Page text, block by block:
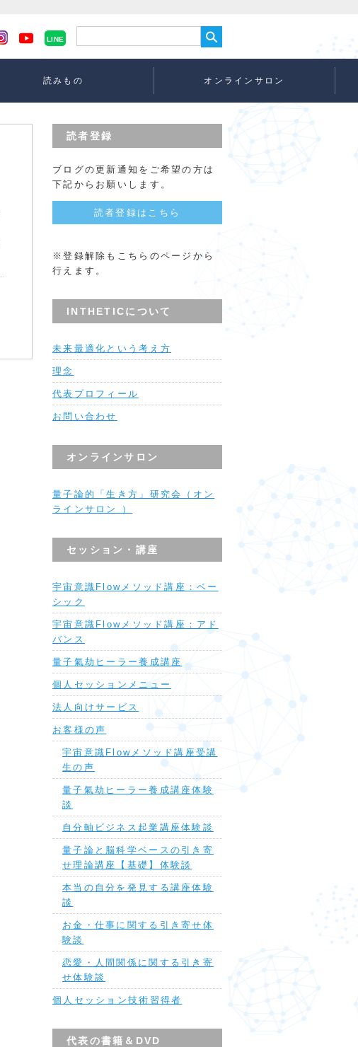
LINE
読みもの オンラインサロン
読者登録
ブログの更新通知をご希望の方は
下記からお願いします。
読者登録はこちら
※登録解除もこちらのページから
行えます。
INTHETICについて
未来最適化という考え方
理念
代表プロフィール
お問い合わせ
オンラインサロン
量子論的「生き方」研究会（オン
ラインサロン ）
セッション・講座
宇宙意識Flowメソッド講座：ベー
シック
宇宙意識Flowメソッド講座：アド
バンス
量子氣劫ヒーラー養成講座
個人セッションメニュー
法人向けサービス
お客様の声
宇宙意識Flowメソッド講座受講
生の声
量子氣劫ヒーラー養成講座体験
談
自分軸ビジネス起業講座体験談
量子論と脳科学ベースの引き寄
せ理論講座【基礎】体験談
本当の自分を発見する講座体験
談
お金・仕事に関する引き寄せ体
験談
恋愛・人間関係に関する引き寄
せ体験談
個人セッション技術習得者
代表の書籍＆DVD